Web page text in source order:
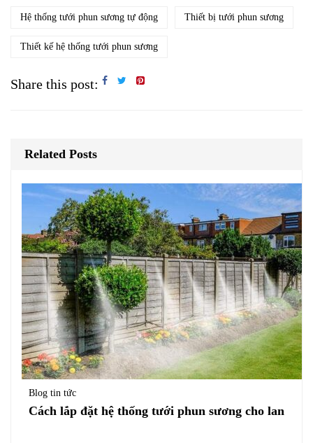
Hệ thống tưới phun sương tự động Thiết bị tưới phun sương
Thiết kế hệ thống tưới phun sương
Share this post:
Related Posts
Blog tin tức
Cách lắp đặt hệ thống tưới phun sương cho lan